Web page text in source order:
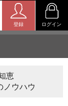
登録 ログイン
恵
ノウハウ